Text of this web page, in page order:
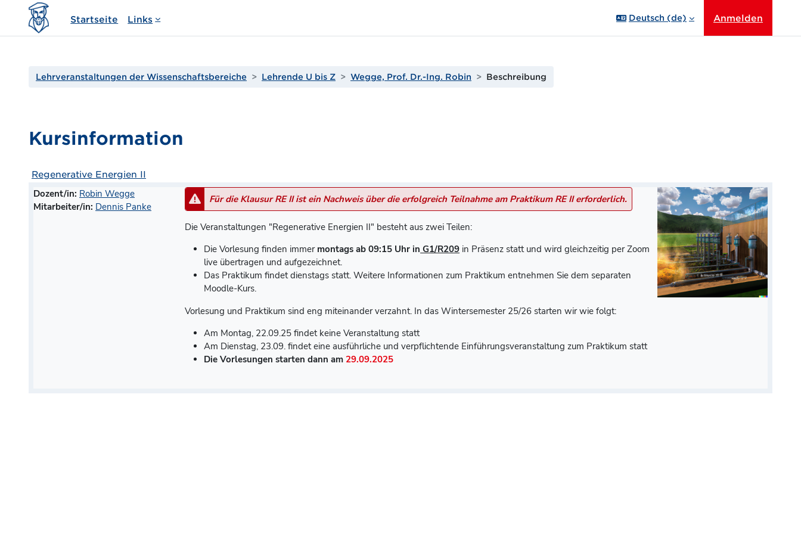
Zum Hauptinhalt
Startseite Links Deutsch ‎(de)‎ Anmelden
Lehrveranstaltungen der Wissenschaftsbereiche Lehrende U bis Z Wegge, Prof. Dr.-Ing. Robin Beschreibung
Kursinformation
Regenerative Energien II
Für die Klausur RE II ist ein Nachweis über die erfolgreich Teilnahme am Praktikum RE II erforderlich.
Die Veranstaltungen "Regenerative Energien II" besteht aus zwei Teilen:
Die Vorlesung finden immer montags ab 09:15 Uhr in G1/R209 in Präsenz statt und wird gleichzeitig per Zoom
live übertragen und aufgezeichnet.
Das Praktikum findet dienstags statt. Weitere Informationen zum Praktikum entnehmen Sie dem separaten
Moodle-Kurs.
Vorlesung und Praktikum sind eng miteinander verzahnt. In das Wintersemester 25/26 starten wir wie folgt:
Am Montag, 22.09.25 findet keine Veranstaltung statt
Am Dienstag, 23.09. findet eine ausführliche und verpflichtende Einführungsveranstaltung zum Praktikum statt
Die Vorlesungen starten dann am 29.09.2025
Dozent/in: Robin Wegge
Mitarbeiter/in: Dennis Panke